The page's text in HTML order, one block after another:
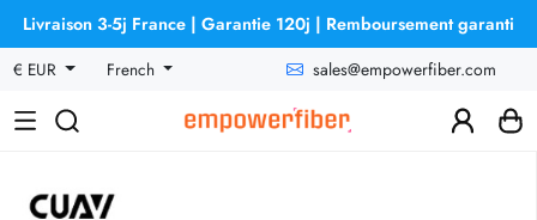
Livraison 3-5j France | Garantie 120j | Remboursement garanti
€ EUR
French sales@empowerfiber.com